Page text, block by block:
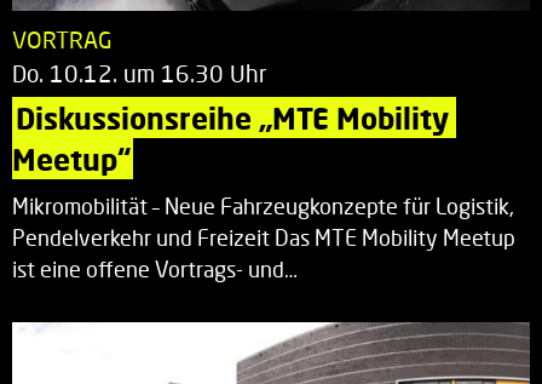
VORTRAG
Do. 10.12. um 16.30 Uhr
Diskussionsreihe „MTE Mobility
Meetup“
Mikromobilität – Neue Fahrzeugkonzepte für Logistik,
Pendelverkehr und Freizeit Das MTE Mobility Meetup
ist eine offene Vortrags- und…